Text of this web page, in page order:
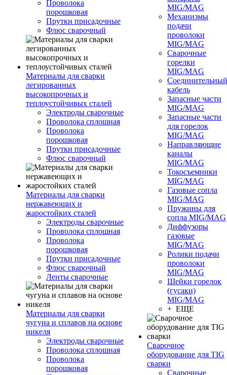
Проволока
порошковая
Прутки присадочные
Флюс сварочный
Материалы для сварки
легированных
высокопрочных и
теплоустойчивых сталей
Электроды сварочные
Проволока сплошная
Проволока
порошковая
Прутки присадочные
Флюс сварочный
Материалы для сварки
нержавеющих и
жаростойких сталей
Электроды сварочные
Проволока сплошная
Проволока
порошковая
Прутки присадочные
Флюс сварочный
Ленты сварочные
Материалы для сварки
чугуна и сплавов на основе
никеля
Электроды сварочные
Проволока сплошная
Проволока
порошковая
MIG/MAG
Механизмы
подачи
проволоки
MIG/MAG
Сварочные
горелки
MIG/MAG
Соединительный
кабель
Запасные части
MIG/MAG
Запасные части
для горелок
MIG/MAG
Направляющие
каналы
MIG/MAG
Токосъемники
MIG/MAG
Газовые сопла
MIG/MAG
Пружины для
сопла MIG/MAG
Диффузоры
газовые
MIG/MAG
Ролики подачи
проволоки
MIG/MAG
Шейки горелок
(гусаки)
MIG/MAG
+ ЕЩЕ
Сварочное
оборудование для TIG
сварки
Сварочные